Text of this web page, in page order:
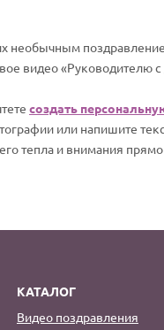
необычным
видео «Руководителю
создать
или напишите
тепла и внимания прямо
КАТАЛОГ
Видео поздравления